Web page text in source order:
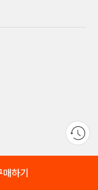
매하기
)
)